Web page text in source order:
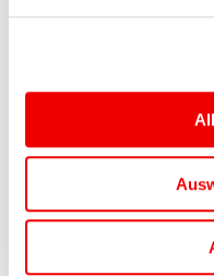
KI im